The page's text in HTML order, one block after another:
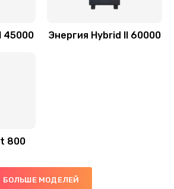
45000 Энергия Hybrid II 60000
800
БОЛЬШЕ МОДЕЛЕЙ